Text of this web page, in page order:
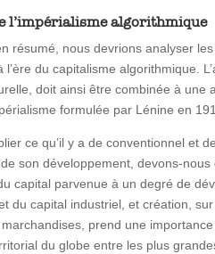
l’impérialisme algorithmique
résumé, nous devrions analyser
l’ère du capitalisme algorithmique.
doit ainsi être combinée à
formulée par Lénine en
ce qu’il y a de conventionnel et
de son développement, devons-
capital parvenue à un degré de
du capital industriel, et création,
marchandises, prend une
du globe entre les plus